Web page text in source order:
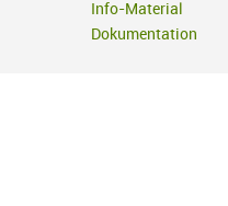
Info-Material
Dokumentation